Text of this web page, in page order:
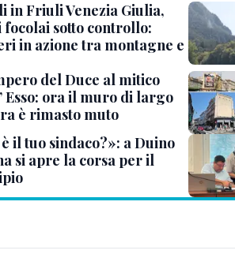
in Friuli Venezia Giulia,
focolai sotto controllo:
in azione tra montagne e
del Duce al mitico
Esso: ora il muro di largo
è rimasto muto
il tuo sindaco?»: a Duino
si apre la corsa per il